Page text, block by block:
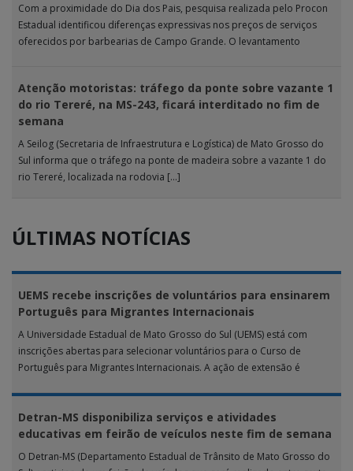
Com a proximidade do Dia dos Pais, pesquisa realizada pelo Procon
Estadual identificou diferenças expressivas nos preços de serviços
oferecidos por barbearias de Campo Grande. O levantamento
Atenção motoristas: tráfego da ponte sobre vazante 1
do rio Tereré, na MS-243, ficará interditado no fim de
semana
A Seilog (Secretaria de Infraestrutura e Logística) de Mato Grosso do
Sul informa que o tráfego na ponte de madeira sobre a vazante 1 do
rio Tereré, localizada na rodovia […]
ÚLTIMAS NOTÍCIAS
UEMS recebe inscrições de voluntários para ensinarem
Português para Migrantes Internacionais
A Universidade Estadual de Mato Grosso do Sul (UEMS) está com
inscrições abertas para selecionar voluntários para o Curso de
Português para Migrantes Internacionais. A ação de extensão é
Detran-MS disponibiliza serviços e atividades
educativas em feirão de veículos neste fim de semana
O Detran-MS (Departamento Estadual de Trânsito de Mato Grosso do